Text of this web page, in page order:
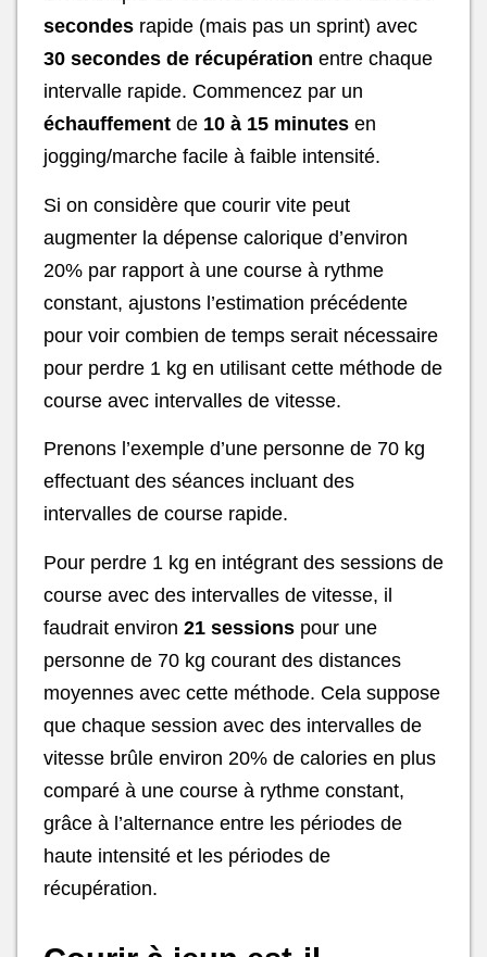
secondes rapide (mais pas un sprint) avec
30 secondes de récupération entre chaque
intervalle rapide. Commencez par un
échauffement de 10 à 15 minutes en
jogging/marche facile à faible intensité.
Si on considère que courir vite peut
augmenter la dépense calorique d’environ
20% par rapport à une course à rythme
constant, ajustons l’estimation précédente
pour voir combien de temps serait nécessaire
pour perdre 1 kg en utilisant cette méthode de
course avec intervalles de vitesse.
Prenons l’exemple d’une personne de 70 kg
effectuant des séances incluant des
intervalles de course rapide.
Pour perdre 1 kg en intégrant des sessions de
course avec des intervalles de vitesse, il
faudrait environ 21 sessions pour une
personne de 70 kg courant des distances
moyennes avec cette méthode. Cela suppose
que chaque session avec des intervalles de
vitesse brûle environ 20% de calories en plus
comparé à une course à rythme constant,
grâce à l’alternance entre les périodes de
haute intensité et les périodes de
récupération.